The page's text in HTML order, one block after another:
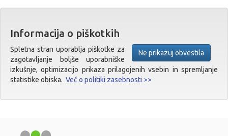
Informacija o piškotkih
Ne prikazuj obvestila
Spletna stran uporablja piškotke za
zagotavljanje boljše uporabniške
izkušnje, optimizacijo prikaza prilagojenih vsebin in spremljanje
statistike obiska. Več o politiki zasebnosti >>